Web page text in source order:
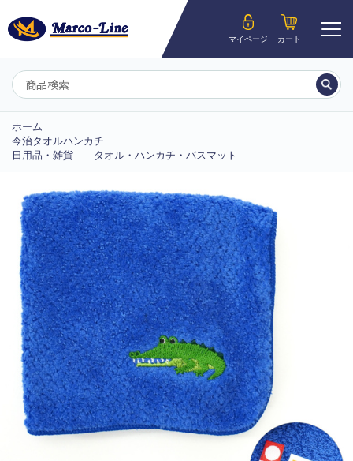
マイページ カート
ホーム
今治タオルハンカチ
日用品・雑貨
タオル・ハンカチ・バスマット
ようこそ__MEMBER_LASTNAME__様
マイページ
北海道・沖縄のお客様には一部送料のご負担をお願いいたします。割引サービスは一
部除外品があります。